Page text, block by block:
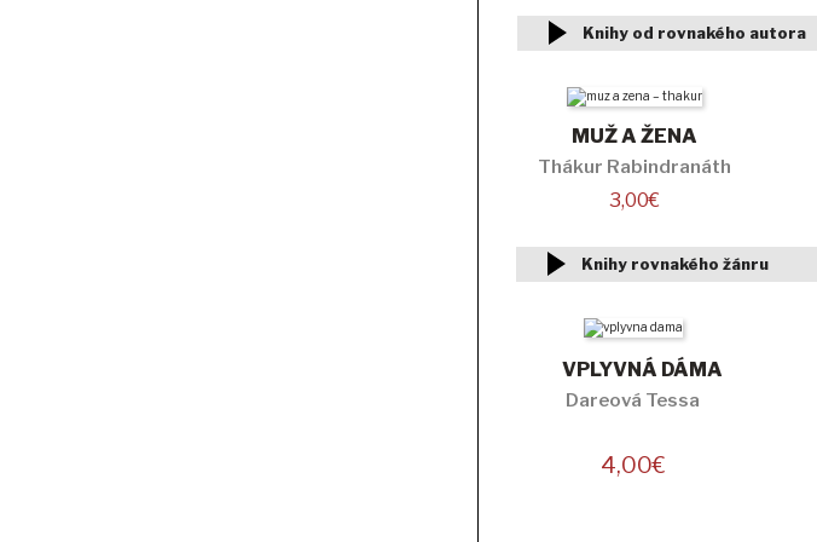
Knihy od rovnakého autora
MUŽ A ŽENA
Thákur Rabindranáth
3,00€
Knihy rovnakého žánru
VPLYVNÁ DÁMA
Dareová Tessa
4,00€